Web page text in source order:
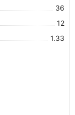
36
12
1.33